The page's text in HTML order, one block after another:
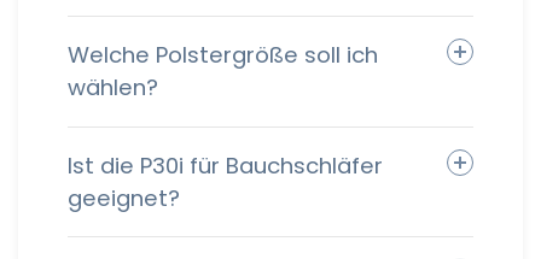
Welche Polstergröße soll ich
wählen?
Ist die P30i für Bauchschläfer
geeignet?